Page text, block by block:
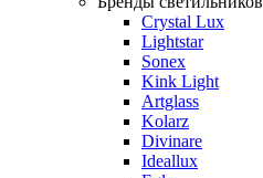
Crystal Lux
Lightstar
Sonex
Kink Light
Artglass
Kolarz
Divinare
Ideallux